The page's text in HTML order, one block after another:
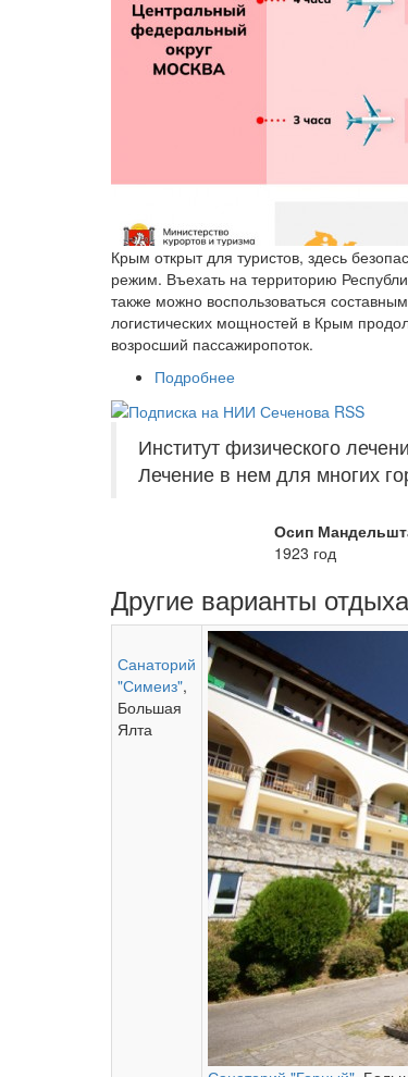
Крым открыт для туристов, здесь
режим. Въехать на территорию
также можно воспользоваться
логистических мощностей в Крым
возросший пассажиропоток.
Подробнее
Институт физического
Лечение в нем для многих
Осип
1923 год
Другие варианты
Санаторий
"Симеиз",
Большая
Ялта